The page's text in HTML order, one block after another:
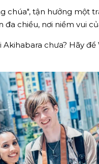
chúa", tận hưởng
chiều, nơi niềm vui
chưa? Hãy